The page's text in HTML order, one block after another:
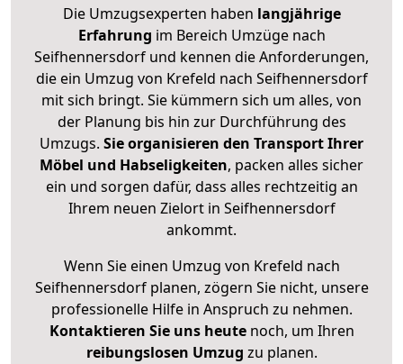
Die Umzugsexperten haben langjährige
Erfahrung im Bereich Umzüge nach
Seifhennersdorf und kennen die Anforderungen,
die ein Umzug von Krefeld nach Seifhennersdorf
mit sich bringt. Sie kümmern sich um alles, von
der Planung bis hin zur Durchführung des
Umzugs. Sie organisieren den Transport Ihrer
Möbel und Habseligkeiten, packen alles sicher
ein und sorgen dafür, dass alles rechtzeitig an
Ihrem neuen Zielort in Seifhennersdorf
ankommt.
Wenn Sie einen Umzug von Krefeld nach
Seifhennersdorf planen, zögern Sie nicht, unsere
professionelle Hilfe in Anspruch zu nehmen.
Kontaktieren Sie uns heutenoch, um Ihren
reibungslosen Umzug zu planen.